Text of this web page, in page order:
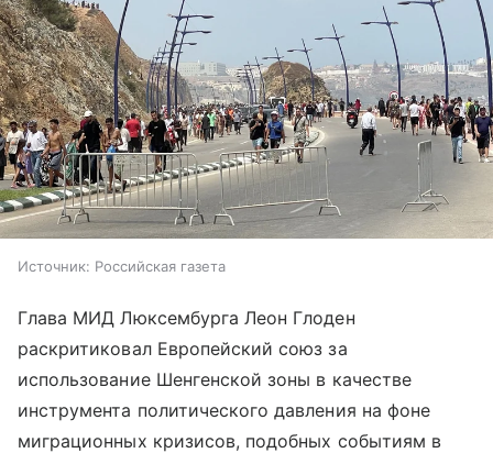
Источник: Российская газета
Глава МИД Люксембурга Леон Глоден
раскритиковал Европейский союз за
использование Шенгенской зоны в качестве
инструмента политического давления на фоне
миграционных кризисов, подобных событиям в